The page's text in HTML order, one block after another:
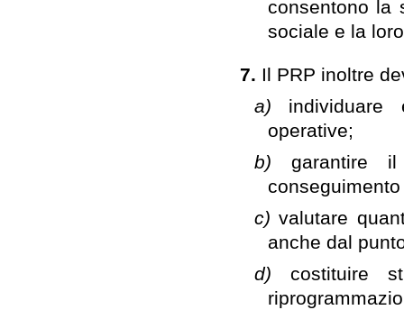
consentono la
sociale e la
7. Il PRP inoltre
a)
operative;
b)garantire
c)valutare
anche dal
d) costituire